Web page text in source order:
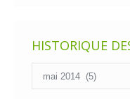
HISTORIQUE
des
billets